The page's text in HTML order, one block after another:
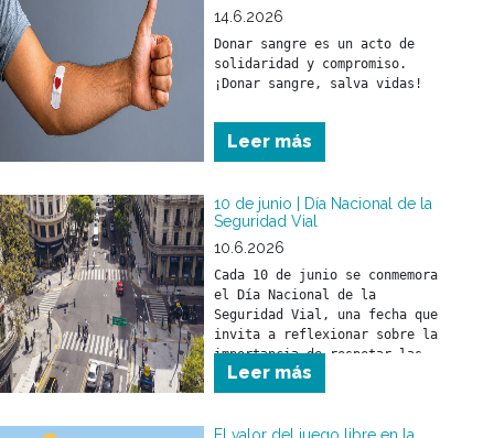
14.6.2026
Donar sangre es un acto de
solidaridad y compromiso.
¡Donar sangre, salva vidas!
Leer más
10 de junio | Día Nacional de la
Seguridad Vial
10.6.2026
Cada 10 de junio se conmemora
el Día Nacional de la
Seguridad Vial, una fecha que
invita a reflexionar sobre la
importancia de respetar las
normas de tránsito para
prevenir siniestros viales y
personas que circulan por la
Leer más